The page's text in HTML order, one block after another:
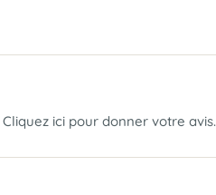
Cliquez ici pour donner votre avis.